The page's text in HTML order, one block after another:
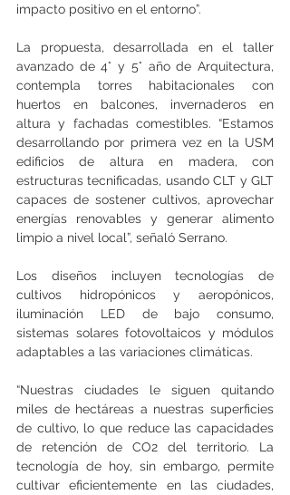
impacto positivo en el entorno”.
La propuesta, desarrollada en el taller
avanzado de 4° y 5° año de Arquitectura,
contempla torres habitacionales con
huertos en balcones, invernaderos en
altura y fachadas comestibles. “Estamos
desarrollando por primera vez en la USM
edificios de altura en madera, con
estructuras tecnificadas, usando CLT y GLT
capaces de sostener cultivos, aprovechar
energías renovables y generar alimento
limpio a nivel local”, señaló Serrano.
Los diseños incluyen tecnologías de
cultivos hidropónicos y aeropónicos,
iluminación LED de bajo consumo,
sistemas solares fotovoltaicos y módulos
adaptables a las variaciones climáticas.
“Nuestras ciudades le siguen quitando
miles de hectáreas a nuestras superficies
de cultivo, lo que reduce las capacidades
de retención de CO2 del territorio. La
tecnología de hoy, sin embargo, permite
cultivar eficientemente en las ciudades,